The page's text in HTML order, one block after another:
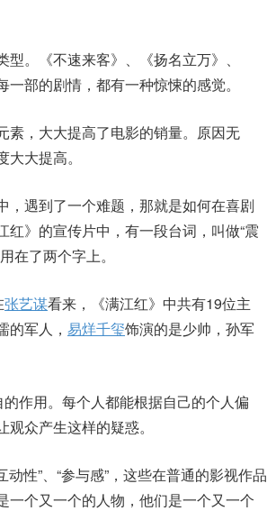
。《不速来客》、《扬名立万》、
部的剧情，都有一种惊悚的感觉。
素，大大提高了电影的销量。原因无
大提高。
，遇到了一个难题，那就是如何在喜剧
》的宣传片中，有一段台词，叫做“震
在了两个字上。
张艺谋看来，《满江红》中共有19位主
军人， 易烊千玺饰演的是少帅，孙军
作用。每个人都能根据自己的个人偏
众产生这样的疑惑。
性”、“参与感”，这些在普通的影视作品
一个又一个的人物，他们是一个又一个